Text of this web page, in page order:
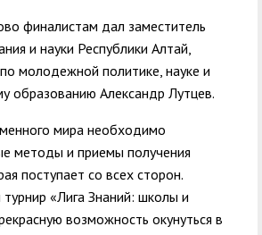
финалистам дал заместитель
и науки Республики Алтай,
молодежной политике, науке и
образованию Александр Лутцев.
мира необходимо
методы и приемы получения
поступает со всех сторон.
«Лига Знаний: школы и
возможность окунуться в